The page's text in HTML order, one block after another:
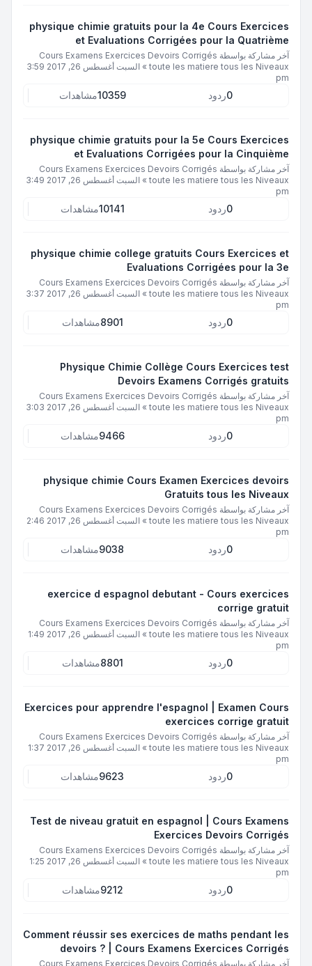
physique chimie gratuits pour la 4e Cours Exercices
et Evaluations Corrigées pour la Quatrième
آخر مشاركة بواسطة Cours Examens Exercices Devoirs Corrigés
toute les matiere tous les Niveaux
»
السبت أغسطس 26, 2017 3:59
pm
0ردود 10359مشاهدات
physique chimie gratuits pour la 5e Cours Exercices
et Evaluations Corrigées pour la Cinquième
آخر مشاركة بواسطة Cours Examens Exercices Devoirs Corrigés
toute les matiere tous les Niveaux
»
السبت أغسطس 26, 2017 3:49
pm
0ردود 10141مشاهدات
physique chimie college gratuits Cours Exercices et
Evaluations Corrigées pour la 3e
آخر مشاركة بواسطة Cours Examens Exercices Devoirs Corrigés
toute les matiere tous les Niveaux
»
السبت أغسطس 26, 2017 3:37
pm
0ردود 8901مشاهدات
Physique Chimie Collège Cours Exercices test
Devoirs Examens Corrigés gratuits
آخر مشاركة بواسطة Cours Examens Exercices Devoirs Corrigés
toute les matiere tous les Niveaux
»
السبت أغسطس 26, 2017 3:03
pm
0ردود 9466مشاهدات
physique chimie Cours Examen Exercices devoirs
Gratuits tous les Niveaux
آخر مشاركة بواسطة Cours Examens Exercices Devoirs Corrigés
toute les matiere tous les Niveaux
»
السبت أغسطس 26, 2017 2:46
pm
0ردود 9038مشاهدات
exercice d espagnol debutant - Cours exercices
corrige gratuit
آخر مشاركة بواسطة Cours Examens Exercices Devoirs Corrigés
toute les matiere tous les Niveaux
»
السبت أغسطس 26, 2017 1:49
pm
0ردود 8801مشاهدات
Exercices pour apprendre l'espagnol | Examen Cours
exercices corrige gratuit
آخر مشاركة بواسطة Cours Examens Exercices Devoirs Corrigés
toute les matiere tous les Niveaux
»
السبت أغسطس 26, 2017 1:37
pm
0ردود 9623مشاهدات
Test de niveau gratuit en espagnol | Cours Examens
Exercices Devoirs Corrigés
آخر مشاركة بواسطة Cours Examens Exercices Devoirs Corrigés
toute les matiere tous les Niveaux
»
السبت أغسطس 26, 2017 1:25
pm
0ردود 9212مشاهدات
Comment réussir ses exercices de maths pendant les
devoirs ? | Cours Examens Exercices Corrigés
آخر مشاركة بواسطة Cours Examens Exercices Devoirs Corrigés